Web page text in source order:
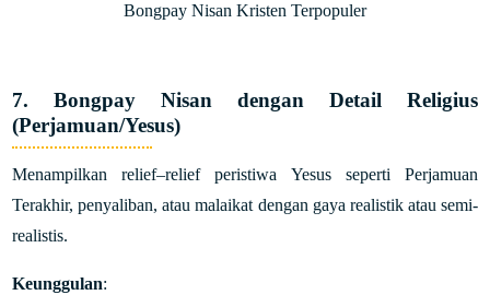
Bongpay Nisan Kristen Terpopuler
7. Bongpay Nisan dengan Detail Religius
(Perjamuan/Yesus)
Menampilkan relief–relief peristiwa Yesus seperti Perjamuan
Terakhir, penyaliban, atau malaikat dengan gaya realistik atau semi-
realistis.
Keunggulan: